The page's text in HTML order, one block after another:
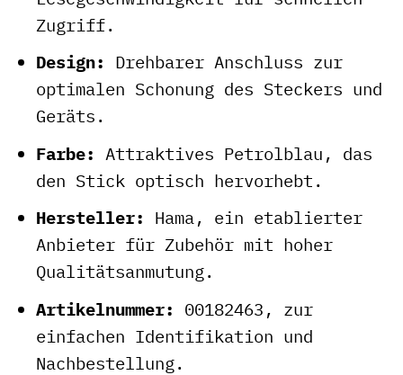
Zugriff.
Design: Drehbarer Anschluss zur
optimalen Schonung des Steckers und
Geräts.
Farbe: Attraktives Petrolblau, das
den Stick optisch hervorhebt.
Hersteller: Hama, ein etablierter
Anbieter für Zubehör mit hoher
Qualitätsanmutung.
Artikelnummer: 00182463, zur
einfachen Identifikation und
Nachbestellung.